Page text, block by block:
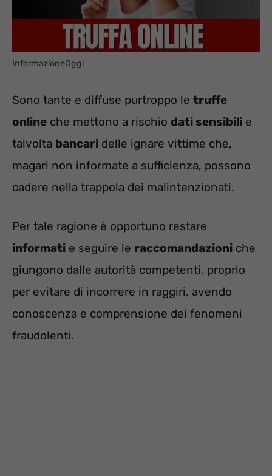
InformazioneOggi
Sono tante e diffuse purtroppo le truffe
online che mettono a rischio dati sensibili e
talvolta bancari delle ignare vittime che,
magari non informate a sufficienza, possono
cadere nella trappola dei malintenzionati.
Per tale ragione è opportuno restare
informati e seguire le raccomandazioni che
giungono dalle autorità competenti, proprio
per evitare di incorrere in raggiri, avendo
conoscenza e comprensione dei fenomeni
fraudolenti.